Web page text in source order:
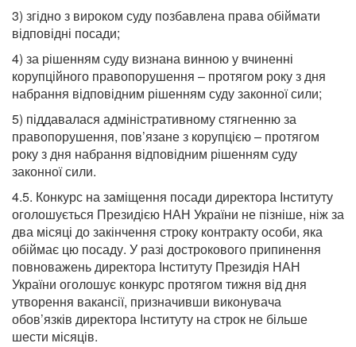
3) згідно з вироком суду позбавлена права обіймати
відповідні посади;
4) за рішенням суду визнана винною у вчиненні
корупційного правопорушення – протягом року з дня
набрання відповідним рішенням суду законної сили;
5) піддавалася адміністративному стягненню за
правопорушення, пов’язане з корупцією – протягом
року з дня набрання відповідним рішенням суду
законної сили.
4.5. Конкурс на заміщення посади директора Інституту
оголошується Президією НАН України не пізніше, ніж за
два місяці до закінчення строку контракту особи, яка
обіймає цю посаду. У разі дострокового припинення
повноважень директора Інституту Президія НАН
України оголошує конкурс протягом тижня від дня
утворення вакансії, призначивши виконувача
обов’язків директора Інституту на строк не більше
шести місяців.